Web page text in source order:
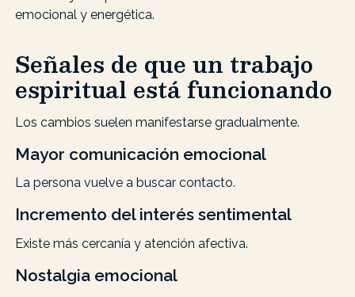
emocional y energética.
Señales de que un trabajo
espiritual está funcionando
Los cambios suelen manifestarse gradualmente.
Mayor comunicación emocional
La persona vuelve a buscar contacto.
Incremento del interés sentimental
Existe más cercanía y atención afectiva.
Nostalgia emocional